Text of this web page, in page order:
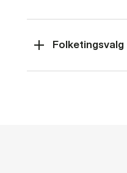
Folketingsvalg